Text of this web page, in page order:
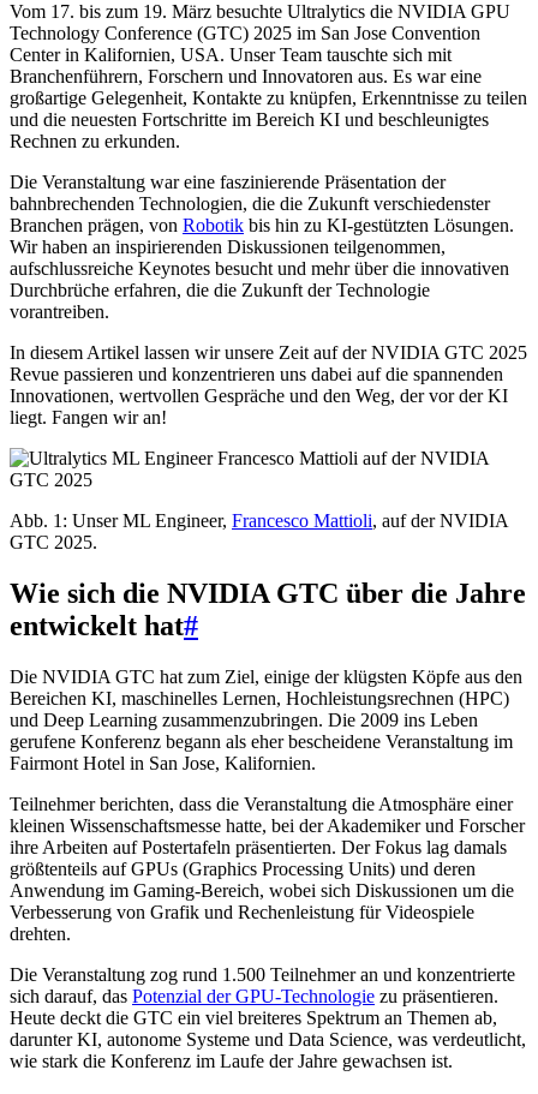
Vom 17. bis zum 19. März besuchte Ultralytics die NVIDIA GPU
Technology Conference (GTC) 2025 im San Jose Convention
Center in Kalifornien, USA. Unser Team tauschte sich mit
Branchenführern, Forschern und Innovatoren aus. Es war eine
großartige Gelegenheit, Kontakte zu knüpfen, Erkenntnisse zu teilen
und die neuesten Fortschritte im Bereich KI und beschleunigtes
Rechnen zu erkunden.
Die Veranstaltung war eine faszinierende Präsentation der
bahnbrechenden Technologien, die die Zukunft verschiedenster
Branchen prägen, von Robotik bis hin zu KI-gestützten Lösungen.
Wir haben an inspirierenden Diskussionen teilgenommen,
aufschlussreiche Keynotes besucht und mehr über die innovativen
Durchbrüche erfahren, die die Zukunft der Technologie
vorantreiben.
In diesem Artikel lassen wir unsere Zeit auf der NVIDIA GTC 2025
Revue passieren und konzentrieren uns dabei auf die spannenden
Innovationen, wertvollen Gespräche und den Weg, der vor der KI
liegt. Fangen wir an!
Abb. 1: Unser ML Engineer, Francesco Mattioli, auf der NVIDIA
GTC 2025.
Wie sich die NVIDIA GTC über die Jahre
entwickelt hat#
Die NVIDIA GTC hat zum Ziel, einige der klügsten Köpfe aus den
Bereichen KI, maschinelles Lernen, Hochleistungsrechnen (HPC)
und Deep Learning zusammenzubringen. Die 2009 ins Leben
gerufene Konferenz begann als eher bescheidene Veranstaltung im
Fairmont Hotel in San Jose, Kalifornien.
Teilnehmer berichten, dass die Veranstaltung die Atmosphäre einer
kleinen Wissenschaftsmesse hatte, bei der Akademiker und Forscher
ihre Arbeiten auf Postertafeln präsentierten. Der Fokus lag damals
größtenteils auf GPUs (Graphics Processing Units) und deren
Anwendung im Gaming-Bereich, wobei sich Diskussionen um die
Verbesserung von Grafik und Rechenleistung für Videospiele
drehten.
Die Veranstaltung zog rund 1.500 Teilnehmer an und konzentrierte
sich darauf, das Potenzial der GPU-Technologie zu präsentieren.
Heute deckt die GTC ein viel breiteres Spektrum an Themen ab,
darunter KI, autonome Systeme und Data Science, was verdeutlicht,
wie stark die Konferenz im Laufe der Jahre gewachsen ist.